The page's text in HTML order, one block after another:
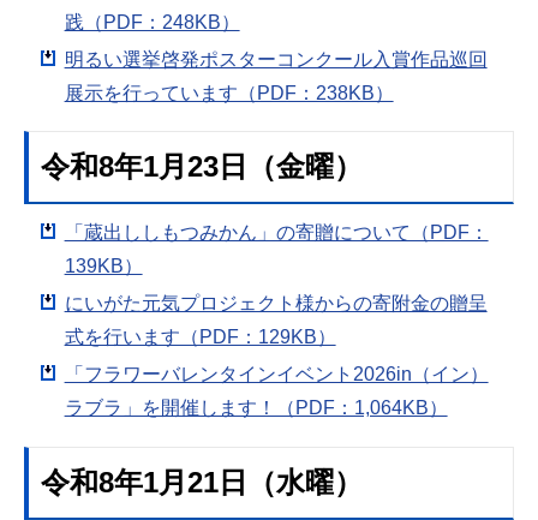
践（PDF：248KB）
明るい選挙啓発ポスターコンクール入賞作品巡回
展示を行っています（PDF：238KB）
令和8年1月23日（金曜）
「蔵出ししもつみかん」の寄贈について（PDF：
139KB）
にいがた元気プロジェクト様からの寄附金の贈呈
式を行います（PDF：129KB）
「フラワーバレンタインイベント2026in（イン）
ラブラ」を開催します！（PDF：1,064KB）
令和8年1月21日（水曜）